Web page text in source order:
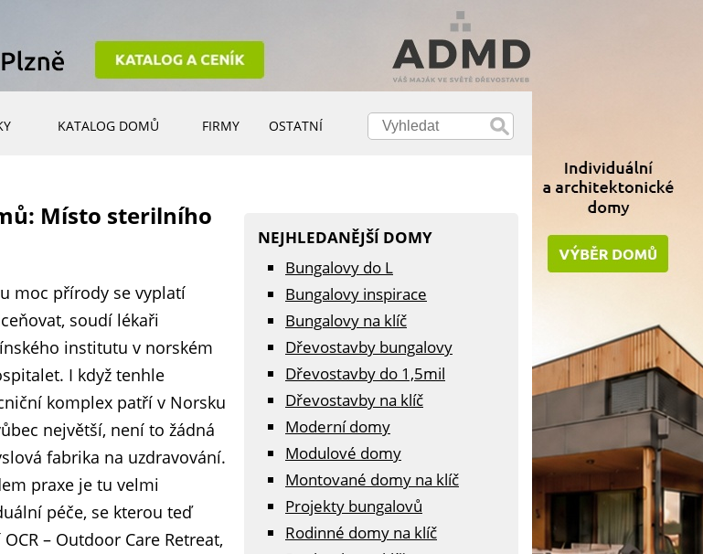
KATALOG DOMŮ FIRMY OSTATNÍ
Místo sterilního
moc přírody se vyplatí
soudí lékaři
institutu v norském
I když tenhle
komplex patří v Norsku
největší, není to žádná
fabrika na uzdravování.
praxe je tu velmi
péče, se kterou teď
– Outdoor Care Retreat,
NEJHLEDANĚJŠÍ DOMY
Bungalovy do L
Bungalovy inspirace
Bungalovy na klíč
Dřevostavby bungalovy
Dřevostavby do 1,5mil
Dřevostavby na klíč
Moderní domy
Modulové domy
Montované domy na klíč
Projekty bungalovů
Rodinné domy na klíč